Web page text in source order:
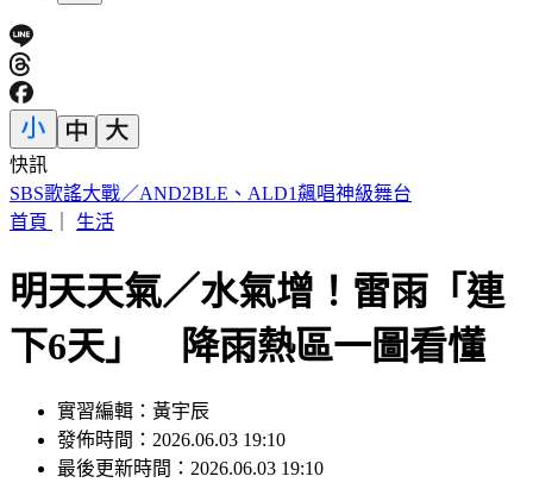
快訊
颱風遠離「大雨繼續灌」連下6天 雨區轉移炸到紅爆
首頁
生活
明天天氣／水氣增！雷雨「連
下6天」 降雨熱區一圖看懂
實習編輯：黃宇辰
發佈時間：2026.06.03 19:10
最後更新時間：2026.06.03 19:10